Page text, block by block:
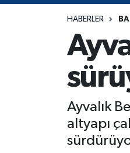
HABERLER
Ayvalık
altyapı
Bilim Teknoloji
Advertising news
Canlı Maç
Tüm Manşetler
Son Dakika Haberleri
Haber Arşivi